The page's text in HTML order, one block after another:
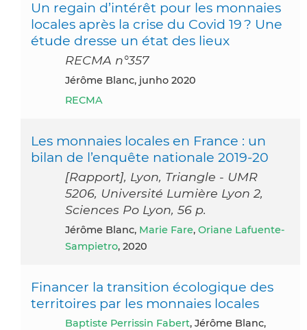
Un regain d’intérêt pour les monnaies
locales après la crise du Covid 19 ? Une
étude dresse un état des lieux
RECMA n°357
Jérôme Blanc, junho 2020
RECMA
Les monnaies locales en France : un
bilan de l’enquête nationale 2019-20
[Rapport], Lyon, Triangle - UMR
5206, Université Lumière Lyon 2,
Sciences Po Lyon, 56 p.
Jérôme Blanc, Marie Fare, Oriane Lafuente-
Sampietro, 2020
Financer la transition écologique des
territoires par les monnaies locales
Baptiste Perrissin Fabert, Jérôme Blanc,